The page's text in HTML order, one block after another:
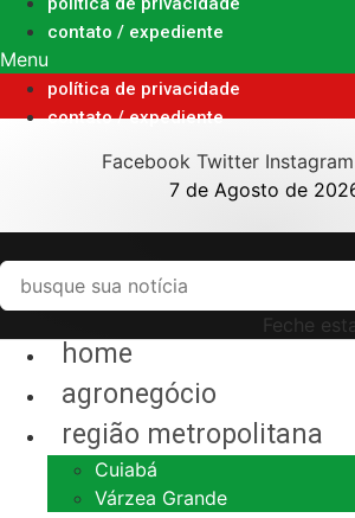
para
o
conteúdo
contato / expediente
Menu
política de privacidade
contato / expediente
Facebook Twitter Instagram
7 de Agosto de
Feche
home
agronegócio
região metropolitana
Cuiabá
Várzea Grande